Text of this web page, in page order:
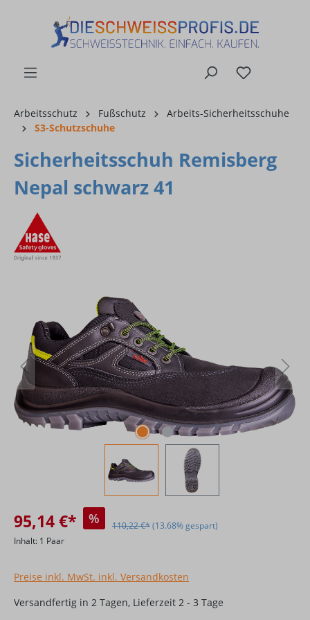
Arbeitsschutz Fußschutz
Arbeits-Sicherheitsschuhe
S3-Schutzschuhe
Sicherheitsschuh Remisberg
Nepal schwarz 41
Bildergalerie überspringen
95,14 €* % 110,22 €*(13.68% gespart)
Inhalt: 1 Paar
Preise inkl. MwSt. inkl. Versandkosten
Versandfertig in 2 Tagen, Lieferzeit 2 - 3 Tage